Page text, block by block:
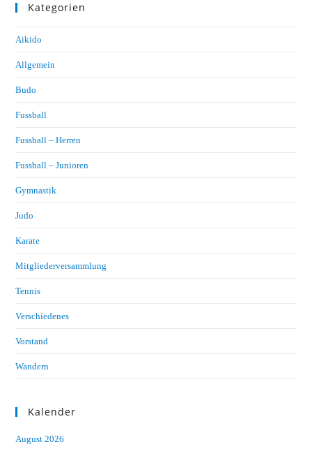
Kategorien
Aikido
Allgemein
Budo
Fussball
Fussball – Herren
Fussball – Junioren
Gymnastik
Judo
Karate
Mitgliederversammlung
Tennis
Verschiedenes
Vorstand
Wandern
Kalender
August 2026